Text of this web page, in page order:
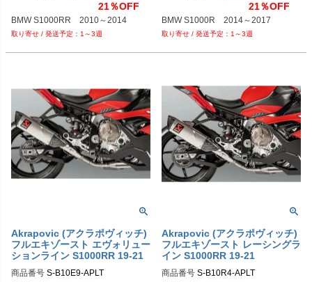
21％OFF
BMW S1000RR　2010～2014
1～3週
21％OFF
BMW S1000R　2014～2017
1～3週
Akrapovic (アクラポヴィッチ)
フルエキゾースト エヴォリュー
ションライン S1000RR 19-21
商品番号
Akrapovic (アクラポヴィッチ)
フルエキゾースト レーシングラ
イン S1000RR 19-21
商品番号